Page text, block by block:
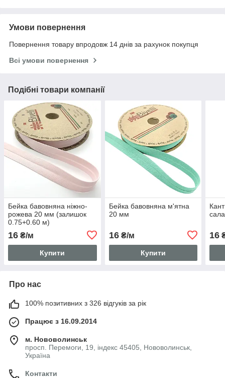
Умови повернення
Повернення товару впродовж 14 днів за рахунок покупця
Всі умови повернення
Подібні товари компанії
Бейка бавовняна ніжно-
рожева 20 мм (залишок
0.75+0.60 м)
16 ₴/м
Купити
Бейка бавовняна м'ятна
20 мм
16₴/м
Купити
16
Про нас
100% позитивних з 326 відгуків за рік
Працює з 16.09.2014
м. Нововолинськ
просп. Перемоги, 19, індекс 45405, Нововолинськ,
Україна
Контакти